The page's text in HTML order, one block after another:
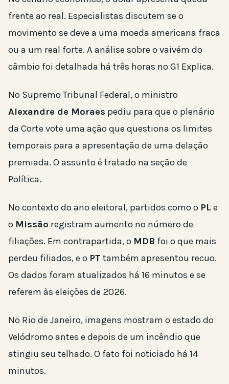
frente ao real. Especialistas discutem se o
movimento se deve a uma moeda americana fraca
ou a um real forte. A análise sobre o vaivém do
câmbio foi detalhada há três horas no G1 Explica.
No Supremo Tribunal Federal, o ministro
Alexandre de Moraes pediu para que o plenário
da Corte vote uma ação que questiona os limites
temporais para a apresentação de uma delação
premiada. O assunto é tratado na seção de
Política.
No contexto do ano eleitoral, partidos como o PL e
o Missão registram aumento no número de
filiações. Em contrapartida, o MDB foi o que mais
perdeu filiados, e o PT também apresentou recuo.
Os dados foram atualizados há 16 minutos e se
referem às eleições de 2026.
No Rio de Janeiro, imagens mostram o estado do
Velódromo antes e depois de um incêndio que
atingiu seu telhado. O fato foi noticiado há 14
minutos.